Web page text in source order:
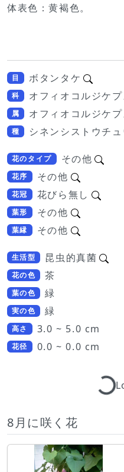
体表色：黄褐色。
目 ボタンタケ
科 オフィオコルジケプ
属 オフィオコルジケプ
種 シネンシストウチ
花のタイプ その他
花序 その他
花冠 花びら無し
葉形 その他
葉縁 その他
生活型 昆虫的真菌
花の色 茶
葉の色 緑
実の色 緑
高さ 3.0 ~ 5.0 cm
花径 0.0 ~ 0.0 cm
8月に咲く花